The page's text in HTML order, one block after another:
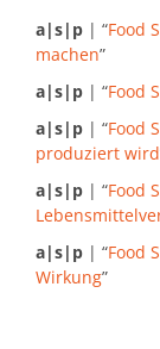
a|s|p | “Food
machen”
a|s|p | “Food
a|s|p | “Food
produziert wird
a|s|p | “Food
a|s|p | “Food
Wirkung”